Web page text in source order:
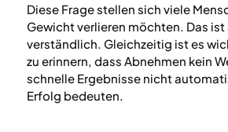
Diese Frage stellen sich viele
Gewicht verlieren möchten. Das
verständlich. Gleichzeitig ist es
zu erinnern, dass Abnehmen kein
schnelle Ergebnisse nicht
Erfolg bedeuten.